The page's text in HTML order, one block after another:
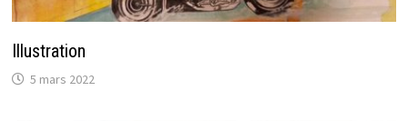
Illustration
5 mars 2022